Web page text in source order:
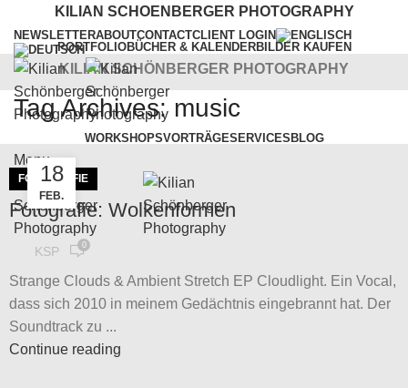
KILIAN SCHOENBERGER PHOTOGRAPHY
NEWSLETTERABOUTCONTACTCLIENT LOGIN
KILIAN SCHÖNBERGER PHOTOGRAPHY
PORTFOLIOBÜCHER & KALENDERBILDER KAUFEN
WORKSHOPSVORTRÄGESERVICES BLOG
Menu
Tag Archives: music
18
FEB.
FOTOGRAFIE
Fotografie: Wolkenformen
KSP 0
Strange Clouds & Ambient Stretch EP Cloudlight. Ein Vocal,
dass sich 2010 in meinem Gedächtnis eingebrannt hat. Der
Soundtrack zu ...
Continue reading